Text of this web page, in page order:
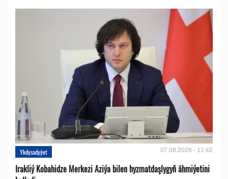
Ykdysadyýet 07.08.2026 - 11:42
Irakliý Kobahidze Merkezi Aziýa bilen hyzmatdaşlygyň ähmiýetini